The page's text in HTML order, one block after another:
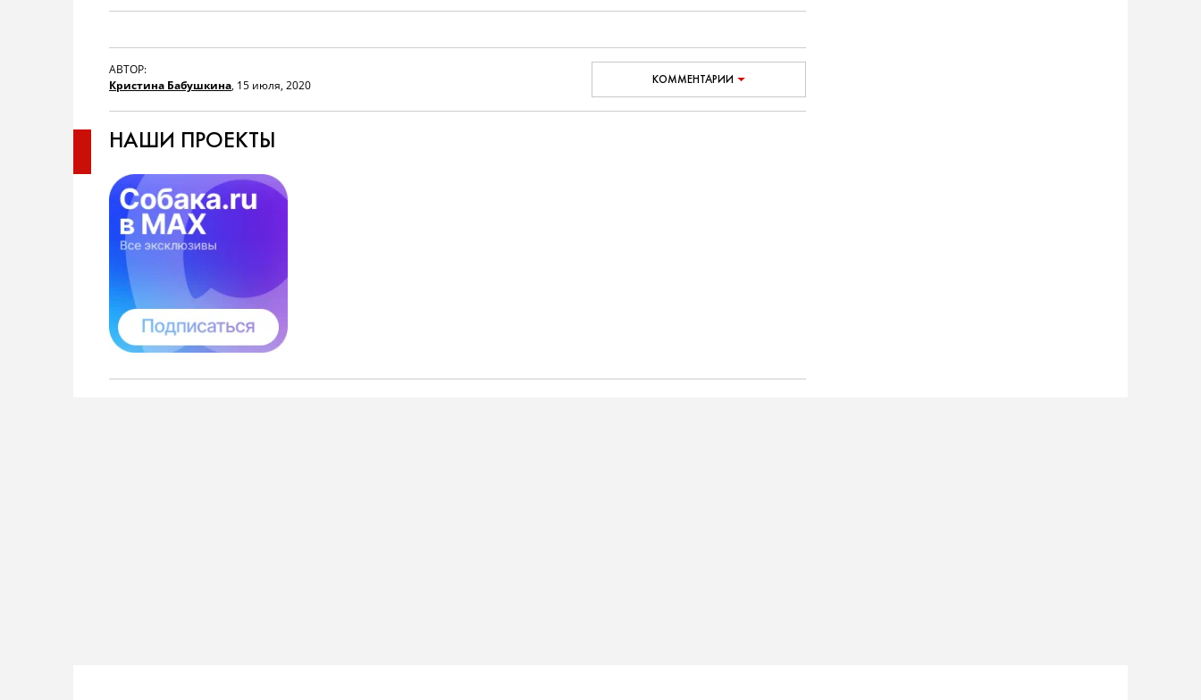
АВТОР:
Кристина Бабушкина, 15 июля, 2020 КОММЕНТАРИИ
НАШИ ПРОЕКТЫ